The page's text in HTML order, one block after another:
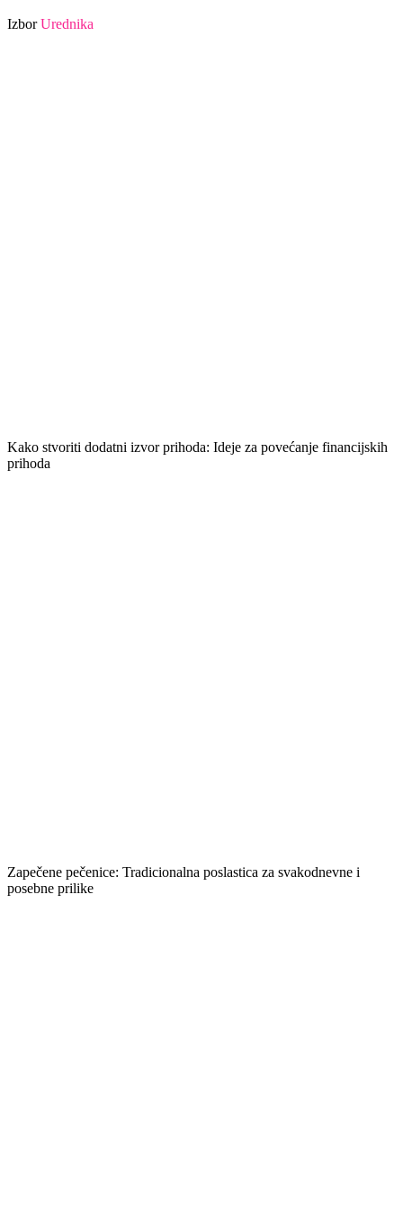
IzborUrednika
Kako stvoriti dodatni izvor prihoda: Ideje za povećanje financijskih
prihoda
Zapečene pečenice: Tradicionalna poslastica za svakodnevne i
posebne prilike